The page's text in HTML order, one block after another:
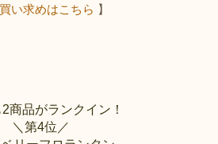
い求めはこちら 】
商品がランクイン！
＼第4位／